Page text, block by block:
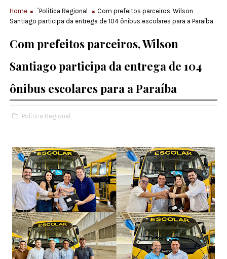
Home ´Política Regional
Com prefeitos parceiros, Wilson
Santiago participa da entrega de 104 ônibus escolares para a Paraíba
Com prefeitos parceiros, Wilson
Santiago participa da entrega de 104
ônibus escolares para a Paraíba
´Política Regional,